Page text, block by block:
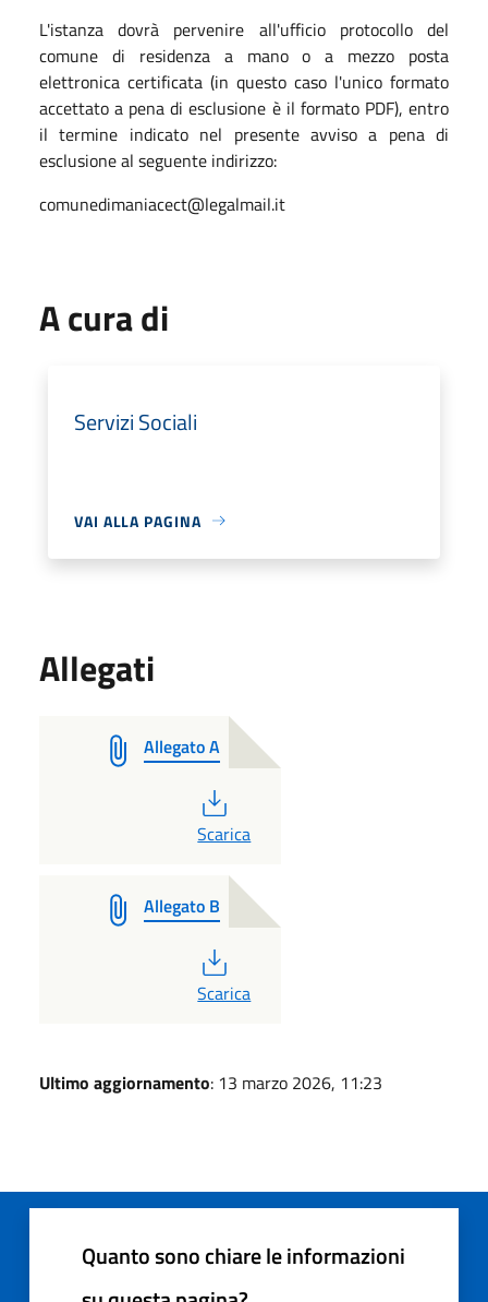
L'istanza dovrà pervenire all'ufficio protocollo del
comune di residenza a mano o a mezzo posta
elettronica certificata (in questo caso l'unico formato
accettato a pena di esclusione è il formato PDF), entro
il termine indicato nel presente avviso a pena di
esclusione al seguente indirizzo:
comunedimaniacect@legalmail.it
A cura di
Servizi Sociali
VAI ALLA PAGINA
Allegati
Allegato A
PDF
Scarica
Allegato B
PDF
Scarica
Ultimo aggiornamento: 13 marzo 2026, 11:23
Quanto sono chiare le informazioni